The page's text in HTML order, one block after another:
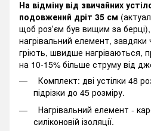
На відміну від звичайних
подовжений дріт 35 см
щоб розʼєм був вищим за
нагрівальний елемент, завдяки
гріють, швидше нагріваються,
на 10-15% більше струму від
Комплект: дві устілки 48
підрізки до 45 розміру.
Нагрівальний елемент -
силіконовій ізоляції.